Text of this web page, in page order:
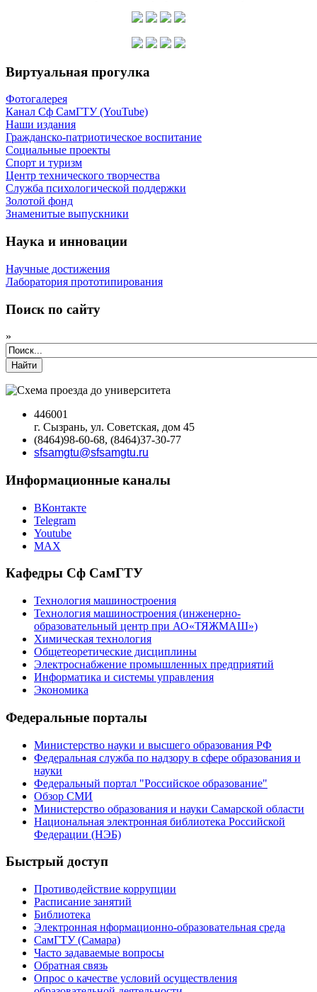
Виртуальная прогулка
Фотогалерея
Канал Сф СамГТУ (YouTube)
Наши издания
Гражданско-патриотическое воспитание
Социальные проекты
Спорт и туризм
Центр технического творчества
Служба психологической поддержки
Золотой фонд
Знаменитые выпускники
Наука и инновации
Научные достижения
Лаборатория прототипирования
Поиск по сайту
»
Найти
446001
г. Сызрань, ул. Советская, дом 45
(8464)98-60-68, (8464)37-30-77
sfsamgtu@sfsamgtu.ru
Информационные каналы
ВКонтакте
Telegram
Youtube
MAX
Кафедры Сф СамГТУ
Технология машиностроения
Технология машиностроения (инженерно-
образовательный центр при АО«ТЯЖМАШ»)
Химическая технология
Общетеоретические дисциплины
Электроснабжение промышленных предприятий
Информатика и системы управления
Экономика
Федеральные порталы
Министерство науки и высшего образования РФ
Федеральная служба по надзору в сфере образования и
науки
Федеральный портал "Российское образование"
Обзор СМИ
Министерство образования и науки Самарской области
Национальная электронная библиотека Российской
Федерации (НЭБ)
Быстрый доступ
Противодействие коррупции
Расписание занятий
Библиотека
Электронная нформационно-образовательная среда
СамГТУ (Самара)
Часто задаваемые вопросы
Обратная связь
Опрос о качестве условий осуществления